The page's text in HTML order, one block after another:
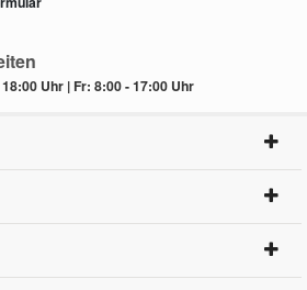
Uhr | Fr: 8:00 - 17:00 Uhr